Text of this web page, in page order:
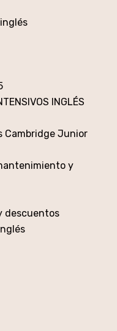
INGLÉS
Cambridge Junior
y
descuentos